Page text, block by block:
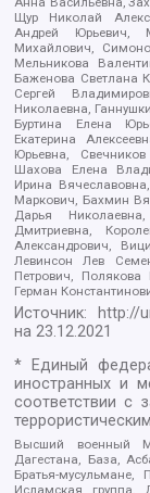
Щур Николай
Андрей Юрьевич,
Михайлович,
Мельникова
Баженова Светлана
Сергей
Николаевна,
Буртина Елена
Екатерина
Юрьевна,
Шахова Елена
Ирина
Маркович, Бахмин
Дарья
Дмитриевна,
Александрович,
Левинсон Лев
Петрович,
Герман
Источник: http://
на23.12.2021
* Единый
иностранных и
соответствии с
Высший военный
Дагестана, База,
Братья-мусульмане,
Исламская группа,